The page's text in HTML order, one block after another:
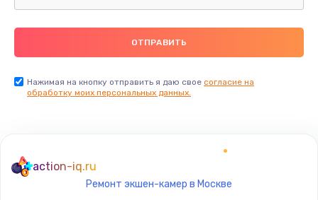
Заказать
Замена термостата
Нажимая на кнопку отправить я даю свое согласие на
обработку моих персональных данных.
action-iq.ru
Ремонт экшен-камер в Москве